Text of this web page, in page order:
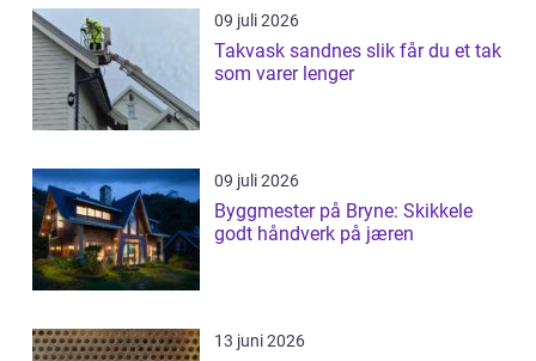
09 juli 2026
Takvask sandnes slik får du et tak
som varer lenger
09 juli 2026
Byggmester på Bryne: Skikkele
godt håndverk på jæren
13 juni 2026